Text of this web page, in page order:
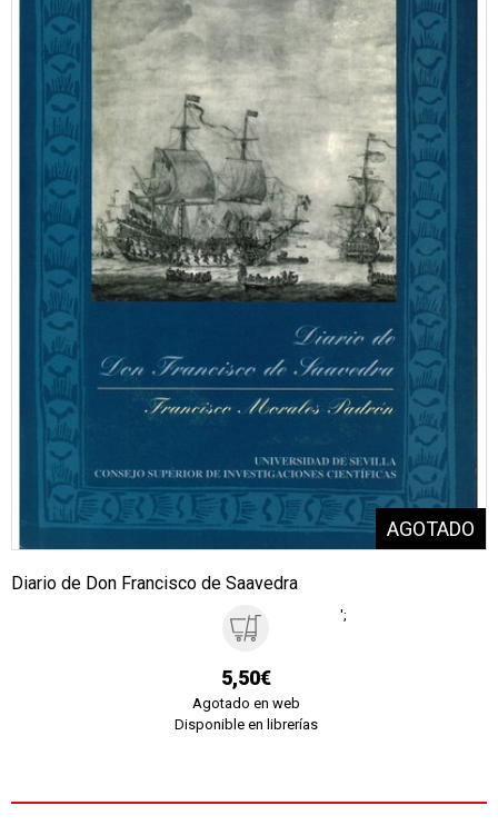
Diario de Don Francisco de Saavedra
5,50€
Agotado en web
Disponible en librerías
';